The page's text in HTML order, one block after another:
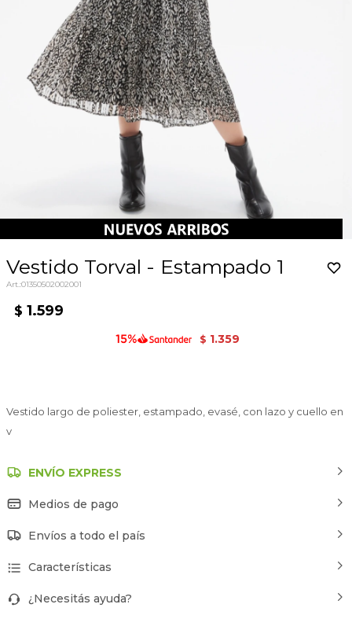
Vestido Torval - Estampado 1
01350502002001
$ 1.599
$ 1.359
Vestido largo de poliester, estampado, evasé, con lazo y cuello en
v
ENVÍO EXPRESS
Medios de pago
Envíos a todo el país
Características
¿Necesitás ayuda?